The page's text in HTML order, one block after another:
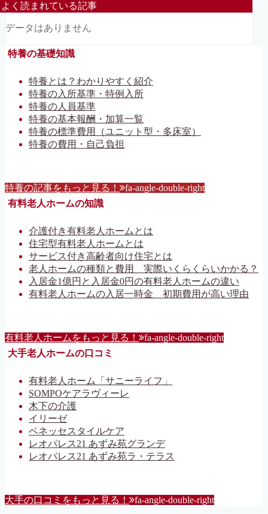
よく読まれている記事
データはありません
特養の基礎知識
特養とは？わかりやすく紹介
特養の入所基準・特例入所
特養の人員基準
特養の基本報酬・加算一覧
特養の標準費用（ユニット型・多床室）
特養の費用・自己負担
特養の記事をもっと見る！ fa-angle-double-right
有料老人ホームの知識
介護付き有料老人ホームとは
住宅型有料老人ホームとは
サービス付き高齢者向け住宅とは
老人ホームの種類と費用 実際いくらくらいかかる？
入居金1億円と入居金0円の有料老人ホームの違い
有料老人ホームの入居一時金 初期費用が高い理由
有料老人ホームをもっと見る！ fa-angle-double-right
大手老人ホームの口コミ
有料老人ホーム「サニーライフ」
SOMPOケアラヴィーレ
木下の介護
イリーゼ
ベネッセスタイルケア
レオパレス21 あずみ苑グランデ
レオパレス21 あずみ苑ラ・テラス
大手の口コミをもっと見る！ fa-angle-double-right